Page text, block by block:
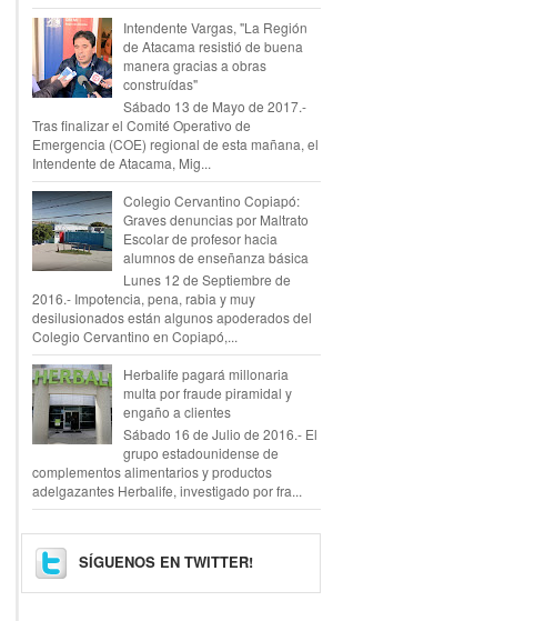
Intendente Vargas, "La Región
de Atacama resistió de buena
manera gracias a obras
construídas"
Sábado 13 de Mayo de 2017.-
Tras finalizar el Comité Operativo de
Emergencia (COE) regional de esta mañana, el
Intendente de Atacama, Mig...
Colegio Cervantino Copiapó:
Graves denuncias por Maltrato
Escolar de profesor hacia
alumnos de enseñanza básica
Lunes 12 de Septiembre de
2016.- Impotencia, pena, rabia y muy
desilusionados están algunos apoderados del
Colegio Cervantino en Copiapó,...
Herbalife pagará millonaria
multa por fraude piramidal y
engaño a clientes
Sábado 16 de Julio de 2016.- El
grupo estadounidense de
complementos alimentarios y productos
adelgazantes Herbalife, investigado por fra...
SÍGUENOS EN TWITTER!